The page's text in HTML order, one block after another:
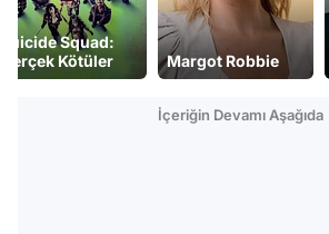
Suicide Squad:
Gerçek Kötüler
Margot Robbie
İçeriğin Devamı Aşağıda